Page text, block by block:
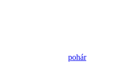
pohár